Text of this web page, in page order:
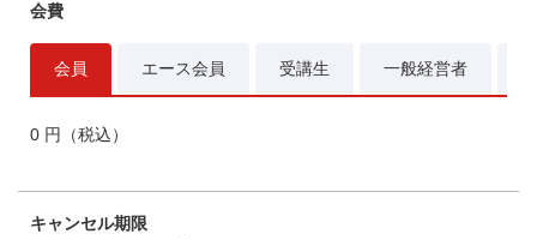
会費
会員 エース会員 受講生 一般経営者
0 円（税込）
キャンセル期限